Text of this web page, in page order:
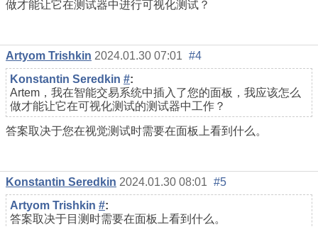
做才能让它在测试器中进行可视化测试？
Artyom Trishkin 2024.01.30 07:01 #4
Konstantin Seredkin #:
Artem，我在智能交易系统中插入了您的面板，我应该怎么
做才能让它在可视化测试的测试器中工作？
答案取决于您在视觉测试时需要在面板上看到什么。
Konstantin Seredkin 2024.01.30 08:01 #5
Artyom Trishkin #:
答案取决于目测时需要在面板上看到什么。